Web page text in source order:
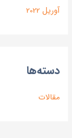
آوریل 2022
دسته‌ها
مقالات